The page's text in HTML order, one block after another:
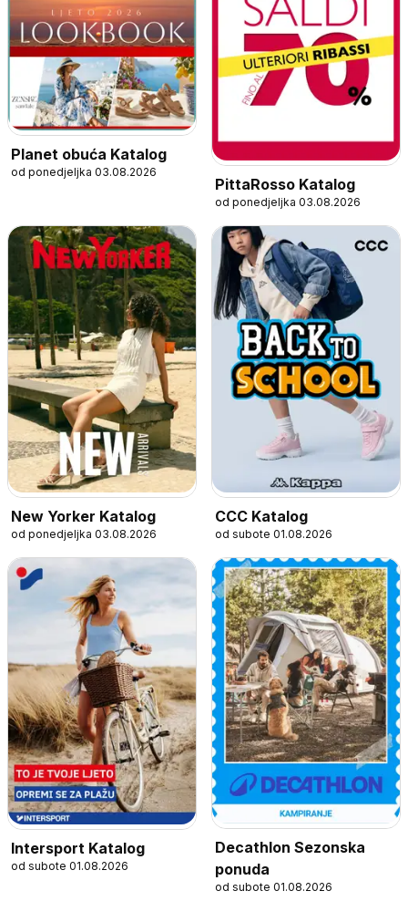
Planet obuća Katalog
od ponedjeljka 03.08.2026
PittaRosso Katalog
od ponedjeljka 03.08.2026
New Yorker Katalog
od ponedjeljka 03.08.2026
CCC Katalog
od subote 01.08.2026
Intersport Katalog
od subote 01.08.2026
Decathlon Sezonska
ponuda
od subote 01.08.2026